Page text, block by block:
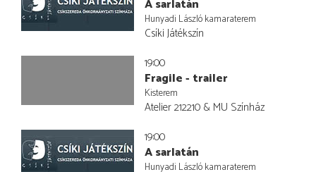
A sarlatán
Hunyadi László kamaraterem
Csíki Játékszín
19:00
Fragile - trailer
Kisterem
Atelier 212210 & MU Színház
19:00
A sarlatán
Hunyadi László kamaraterem